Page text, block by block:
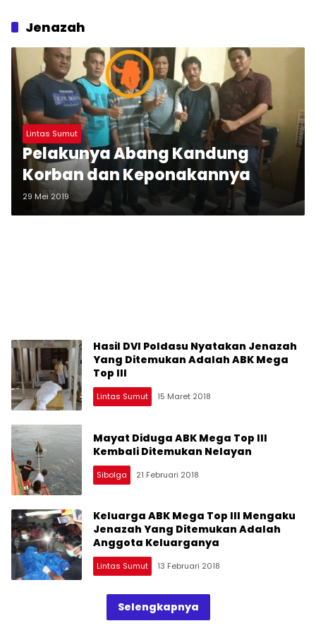
Jenazah
Lintas Sumut
Pelakunya Abang Kandung
Korban dan Keponakannya
29 Mei 2019
Hasil DVI Poldasu Nyatakan Jenazah
Yang Ditemukan Adalah ABK Mega
Top III
Lintas Sumut 15 Maret 2018
Mayat Diduga ABK Mega Top III
Kembali Ditemukan Nelayan
Sibolga 21 Februari 2018
Keluarga ABK Mega Top III Mengaku
Jenazah Yang Ditemukan Adalah
Anggota Keluarganya
Lintas Sumut 13 Februari 2018
Selengkapnya